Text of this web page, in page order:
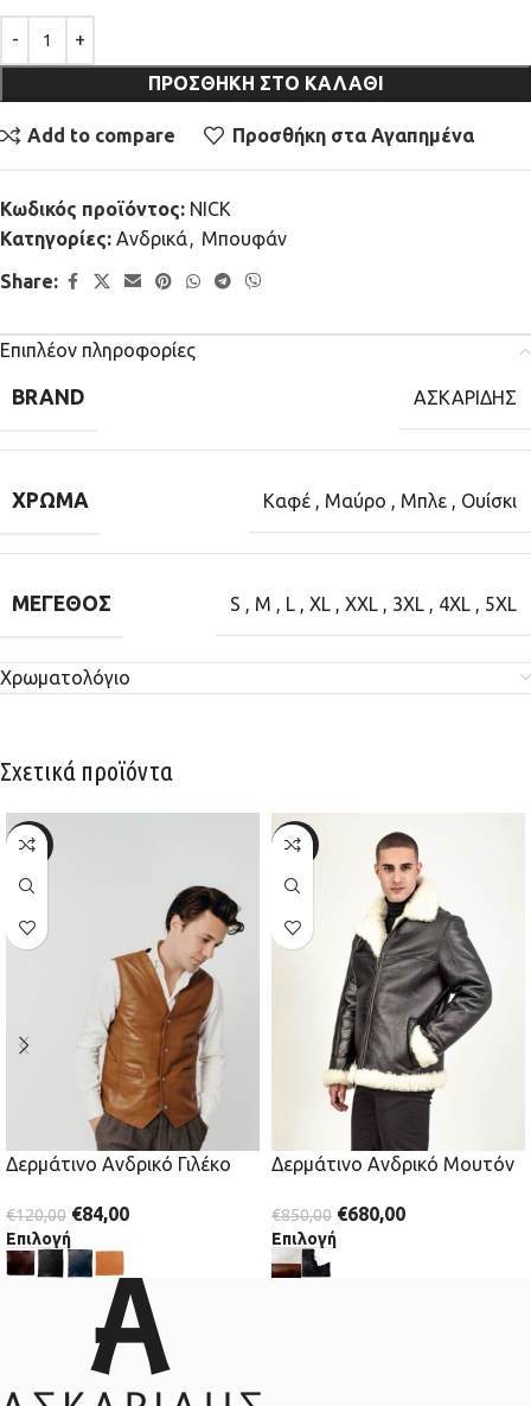
ΠΡΟΣΘΉΚΗ ΣΤΟ ΚΑΛΆΘΙ
Add to compare Προσθήκη στα Αγαπημένα
Κωδικός προϊόντος: NICK
Κατηγορίες: Ανδρικά, Μπουφάν
Share:
Επιπλέον πληροφορίες
BRAND ΑΣΚΑΡΙΔΗΣ
ΧΡΏΜΑ Καφέ , Μαύρο , Μπλε , Ουίσκι
ΜΈΓΕΘΟΣ S , M , L , XL , XXL , 3XL , 4XL , 5XL
Χρωματολόγιο
Σχετικά προϊόντα
-30%
Δερμάτινο Ανδρικό Γιλέκο
€120,00 €84,00
Επιλογή
-20%
Δερμάτινο Ανδρικό Μουτόν
€850,00 €680,00
Επιλογή